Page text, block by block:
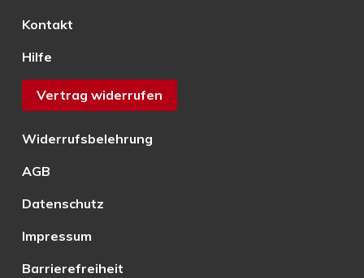
Kontakt
Hilfe
Vertrag widerrufen
Widerrufsbelehrung
AGB
Datenschutz
Impressum
Barrierefreiheit